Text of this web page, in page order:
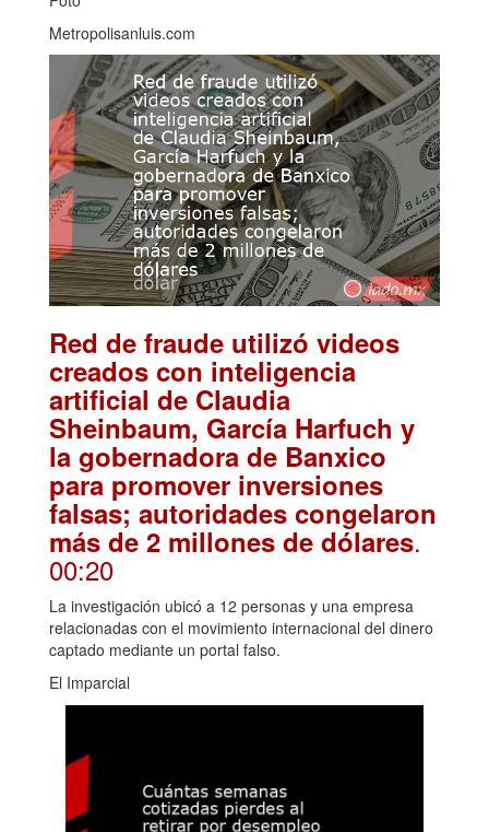
Metropolisanluis.com
Red de fraude utilizó videos
creados con inteligencia
artificial de Claudia
Sheinbaum, García Harfuch y
la gobernadora de Banxico
para promover inversiones
falsas; autoridades congelaron
más de 2 millones de dólares.
00:20
La investigación ubicó a 12 personas y una empresa
relacionadas con el movimiento internacional del dinero
captado mediante un portal falso.
El Imparcial